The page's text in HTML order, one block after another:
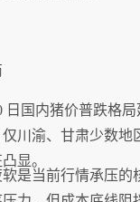
日国内猪价普跌格
川渝、甘肃少数地
显。
是当前行情承压的